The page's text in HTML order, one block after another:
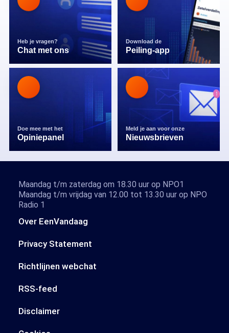
Heb je vragen?
Chat met ons
Download de
Peiling-app
Doe mee met het
Opiniepanel
Meld je aan voor onze
Nieuwsbrieven
Over EenVandaag
Privacy Statement
Richtlijnen webchat
RSS-feed
Disclaimer
Maandag t/m zaterdag om 18.30 uur op NPO1
Maandag t/m vrijdag van 12.00 tot 13.30 uur op NPO
Radio 1